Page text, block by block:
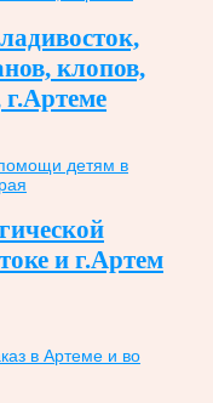
клопов,
г.Артеме
и г.Артем